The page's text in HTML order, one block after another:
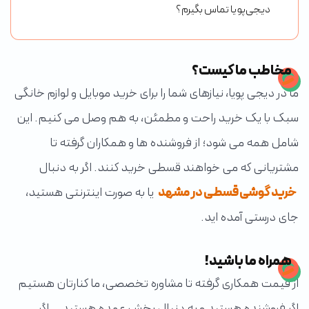
دیجی‌پویا تماس بگیرم؟
مخاطب ما کیست؟
ما در دیجی پویا، نیازهای شما را برای خرید موبایل و لوازم خانگی
سبک با یک خرید راحت و مطمئن، به هم وصل می کنیم. این
شامل همه می شود؛ از فروشنده ها و همکاران گرفته تا
مشتریانی که می خواهند قسطی خرید کنند. اگر به دنبال
خرید گوشی قسطی در مشهد یا به صورت اینترنتی هستید،
جای درستی آمده اید.
همراه ما باشید!
از قیمت همکاری گرفته تا مشاوره تخصصی، ما کنارتان هستیم